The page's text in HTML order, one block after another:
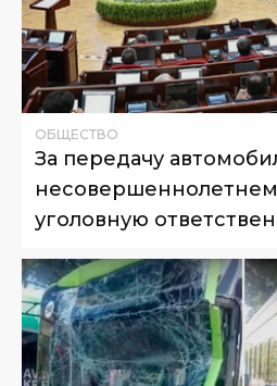
ОБЩЕСТВО
За передачу
уголовную